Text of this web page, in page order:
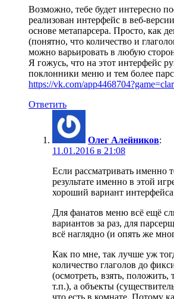
Возможно, тебе будет интересно
реализован интерфейс в веб-
основе метапарсера. Просто, как
(понятно, что количество и
можно варьировать в любую
Я гожусь, что на этот интерфейс
поклонники меню и тем более
https://vk.com/
Ответить
Олег Алейников:
11.01.2016 в 21:08
Если рассматривать именно
результате именно в этой
хороший вариант
Для фанатов меню всё ещё
вариантов за раз, для
всё наглядно (и опять же
Как по мне, так лучше уж
количество глаголов до
(осмотреть, взять, положить,
т.п.), а объекты
что есть в комнате. Потому